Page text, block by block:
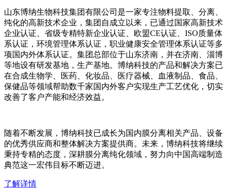
山东博纳生物科技集团有限公司是一家专注物料提取、分离、
纯化的高新技术企业，集团自成立以来，已通过国家高新技术
企业认证、省级专精特新企业认证、欧盟CE认证、ISO质量体
系认证，环境管理体系认证，职业健康安全管理体系认证等多
项国内外体系认证。集团总部位于山东济南，并在济南、淄博
等地设有研发基地，生产基地。博纳科技的产品和解决方案已
在合成生物学、医药、化妆品、医疗器械、血液制品、食品、
保健品等领域帮助数千家国内外客户实现生产工艺优化，切实
改善了客户产能和经济效益。
随着不断发展，博纳科技已成长为国内膜分离相关产品、设备
的优秀供应商和整体解决方案提供商。未来，博纳科技将继续
秉持专精的态度，深耕膜分离纯化领域，努力向中国高端制造
典范这一宏伟目标不断迈进。
了解详情